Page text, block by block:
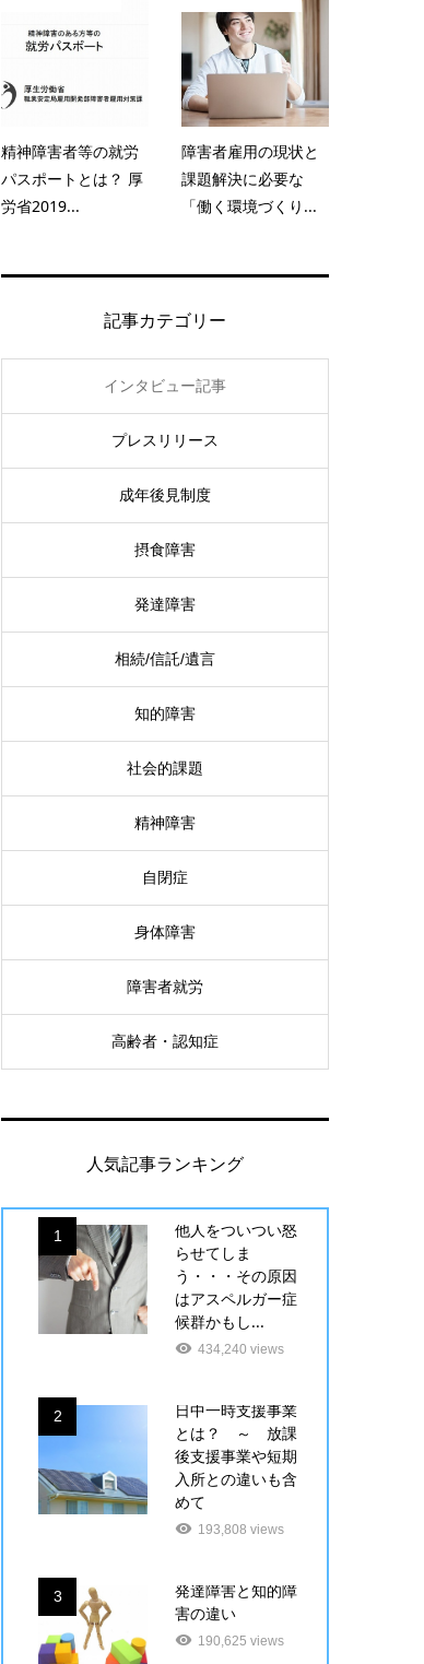
精神障害者等の就労
パスポートとは？ 厚
労省2019...
障害者雇用の現状と
課題解決に必要な
「働く環境づくり...
記事カテゴリー
インタビュー記事
プレスリリース
成年後見制度
摂食障害
発達障害
相続/信託/遺言
知的障害
社会的課題
精神障害
自閉症
身体障害
障害者就労
高齢者・認知症
人気記事ランキング
1
他人をついつい怒
らせてしま
う・・・その原因
はアスペルガー症
候群かもし...
434,240 views
2
日中一時支援事業
とは？ ～ 放課
後支援事業や短期
入所との違いも含
めて
193,808 views
3
発達障害と知的障
害の違い
190,625 views